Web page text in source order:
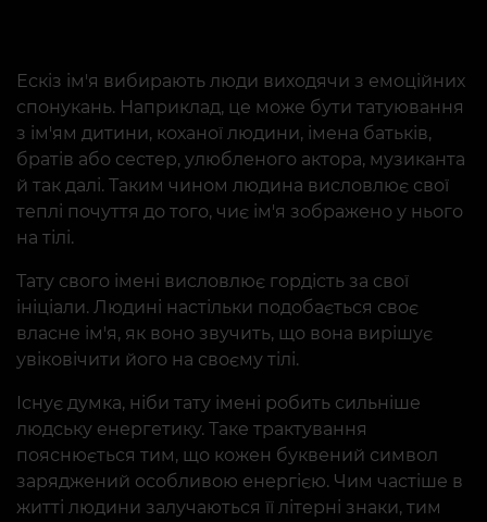
Ескіз ім'я вибирають люди виходячи з емоційних
спонукань. Наприклад, це може бути татуювання
з ім'ям дитини, коханої людини, імена батьків,
братів або сестер, улюбленого актора, музиканта
й так далі. Таким чином людина висловлює свої
теплі почуття до того, чиє ім'я зображено у нього
на тілі.
Тату свого імені висловлює гордість за свої
ініціали. Людині настільки подобається своє
власне ім'я, як воно звучить, що вона вирішує
увіковічити його на своєму тілі.
Існує думка, ніби тату імені робить сильніше
людську енергетику. Таке трактування
пояснюється тим, що кожен буквений символ
заряджений особливою енергією. Чим частіше в
житті людини залучаються її літерні знаки, тим